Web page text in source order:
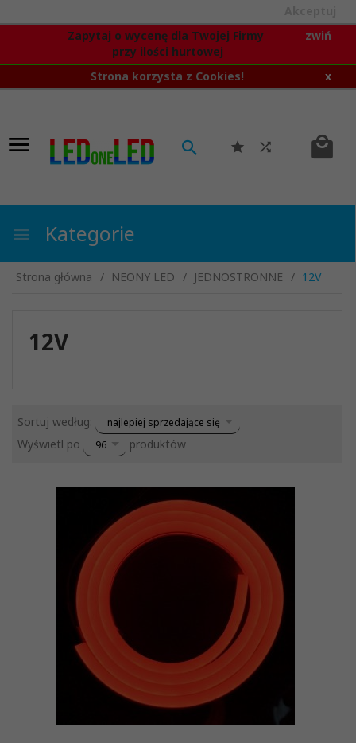
Zapytaj o wycenę dla Twojej Firmy
przy ilości hurtowej
zwiń
Strona korzysta z Cookies! x
Kategorie
Strona główna NEONY LED JEDNOSTRONNE 12V
12V
Sortuj według: sortnajlepiej sprzedające się
Wyświetl po pop96 produktów